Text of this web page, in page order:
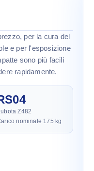
per la cura del
e per l'esposizione
sono più facili
rapidamente.
Z482
nominale 175 kg